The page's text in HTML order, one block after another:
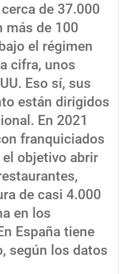
de 37.000
más de 100
el régimen
cifra, unos
Eso sí, sus
están dirigidos
En 2021
franquiciados
objetivo abrir
de casi 4.000
en los
España tiene
según los datos